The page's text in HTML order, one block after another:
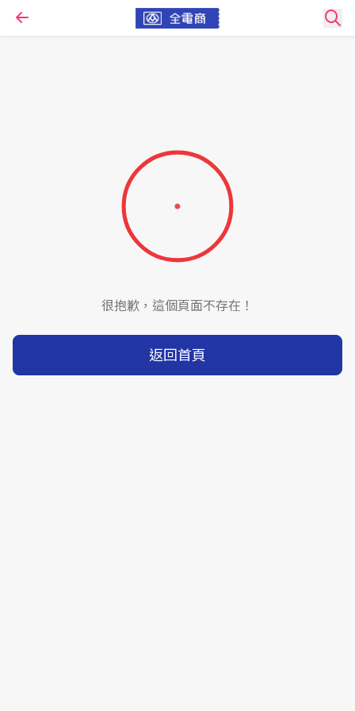
很抱歉，這個頁面不存在！
返回首頁